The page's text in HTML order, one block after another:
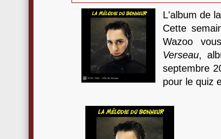
L'album de
Cette
Wazoo
Verseau,
septembre
pour le quiz